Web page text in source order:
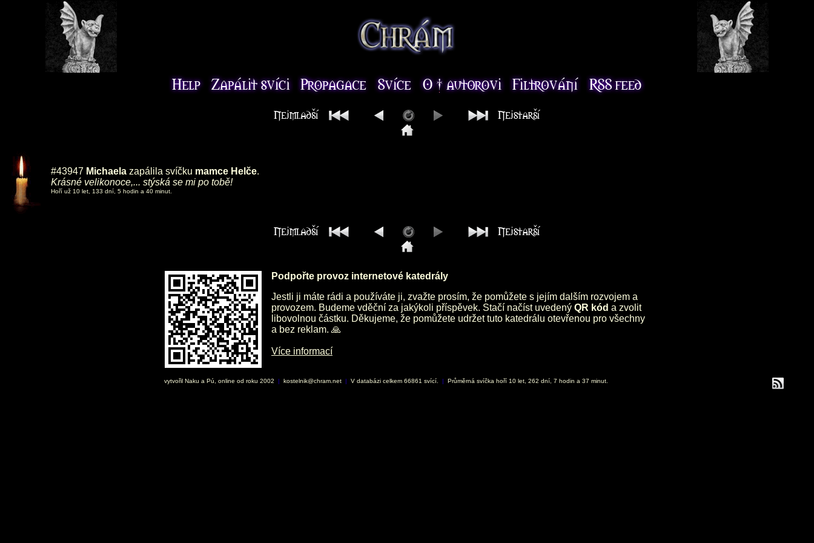
#43947 Michaela zapálila svíčku mamce Helče.
Krásné velikonoce,... stýská se mi po tobě!
Hoří už 10 let, 133 dní, 5 hodin a 40 minut.
Podpořte provoz internetové katedrály
Jestli ji máte rádi a používáte ji, zvažte prosím, že pomůžete s jejím dalším rozvojem a
provozem. Budeme vděční za jakýkoli příspěvek. Stačí načíst uvedený QR kód a zvolit
libovolnou částku. Děkujeme, že pomůžete udržet tuto katedrálu otevřenou pro všechny
a bez reklam. 🙏
Více informací
vytvořil Naku a Pú, online od roku 2002 | kostelnik@chram.net | V databázi celkem 66861 svící. | Průměrná svíčka hoří 10 let, 262 dní, 7 hodin a 37 minut.